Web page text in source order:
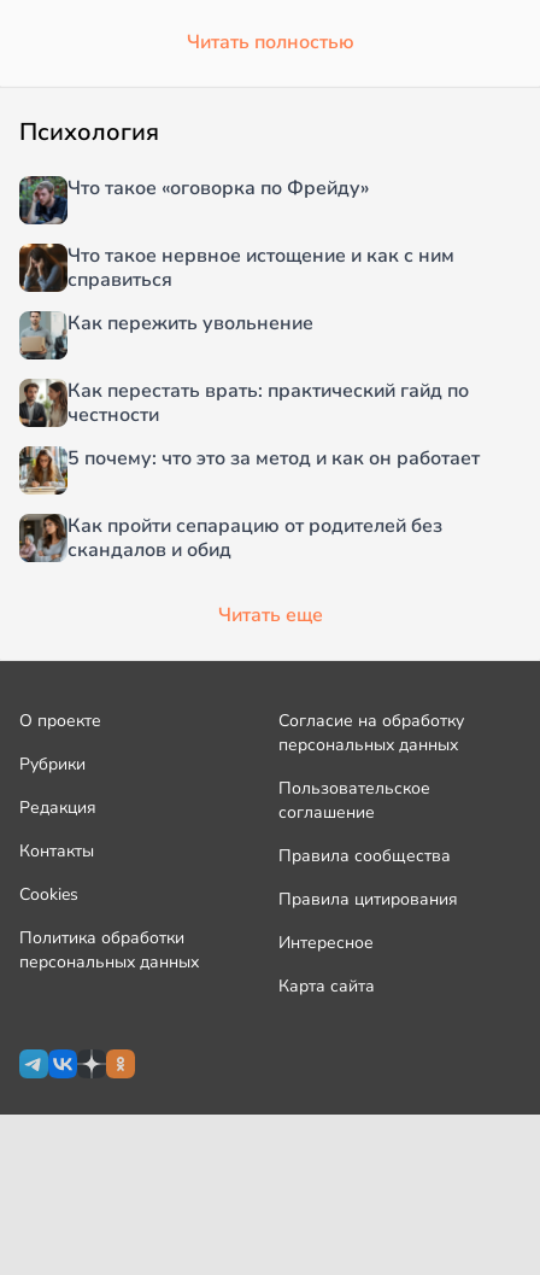
Читать полностью
Психология
Что такое «оговорка по Фрейду»
Что такое нервное истощение и как с ним
справиться
Как пережить увольнение
Как перестать врать: практический гайд по
честности
5 почему: что это за метод и как он работает
Как пройти сепарацию от родителей без
скандалов и обид
Читать еще
О проекте
Рубрики
Редакция
Контакты
Cookies
Политика обработки
персональных данных
Согласие на обработку
персональных данных
Пользовательское
соглашение
Правила сообщества
Правила цитирования
Интересное
Карта сайта